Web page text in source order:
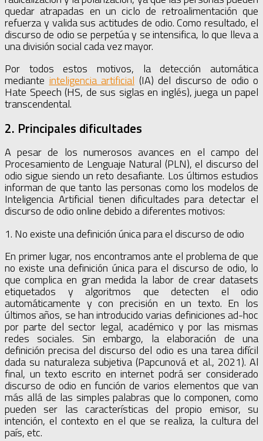
quedar atrapadas en un ciclo de retroalimentación que
refuerza y valida sus actitudes de odio. Como resultado, el
discurso de odio se perpetúa y se intensifica, lo que lleva a
una división social cada vez mayor.
Por todos estos motivos, la detección automática
mediante inteligencia artificial (IA) del discurso de odio o
Hate Speech (HS, de sus siglas en inglés), juega un papel
transcendental.
2. Principales dificultades
A pesar de los numerosos avances en el campo del
Procesamiento de Lenguaje Natural (PLN), el discurso del
odio sigue siendo un reto desafiante. Los últimos estudios
informan de que tanto las personas como los modelos de
Inteligencia Artificial tienen dificultades para detectar el
discurso de odio online debido a diferentes motivos:
1. No existe una definición única para el discurso de odio
En primer lugar, nos encontramos ante el problema de que
no existe una definición única para el discurso de odio, lo
que complica en gran medida la labor de crear datasets
etiquetados y algoritmos que detecten el odio
automáticamente y con precisión en un texto. En los
últimos años, se han introducido varias definiciones ad-hoc
por parte del sector legal, académico y por las mismas
redes sociales. Sin embargo, la elaboración de una
definición precisa del discurso del odio es una tarea difícil
dada su naturaleza subjetiva (Papcunová et al., 2021). Al
final, un texto escrito en internet podrá ser considerado
discurso de odio en función de varios elementos que van
más allá de las simples palabras que lo componen, como
pueden ser las características del propio emisor, su
intención, el contexto en el que se realiza, la cultura del
país, etc.